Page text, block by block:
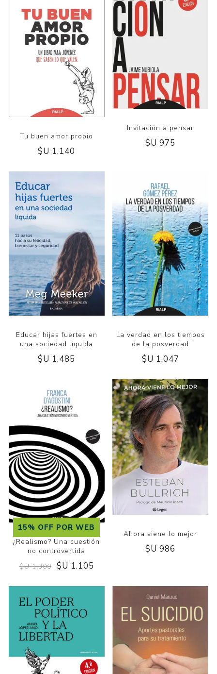
Tu buen amor propio
$U 1.140
Invitación a pensar
$U 975
Educar hijas fuertes en
una sociedad líquida
$U 1.485
La verdad en los tiempos
de la posverdad
$U 1.047
15% OFF POR WEB
¿Realismo? Una cuestión
no controvertida
$U 1.300 $U 1.105
Ahora viene lo mejor
$U 986